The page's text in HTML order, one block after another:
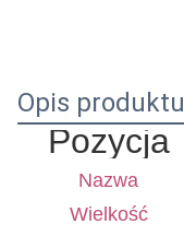
Opis produktu
Pozycja
Nazwa
Wielkość